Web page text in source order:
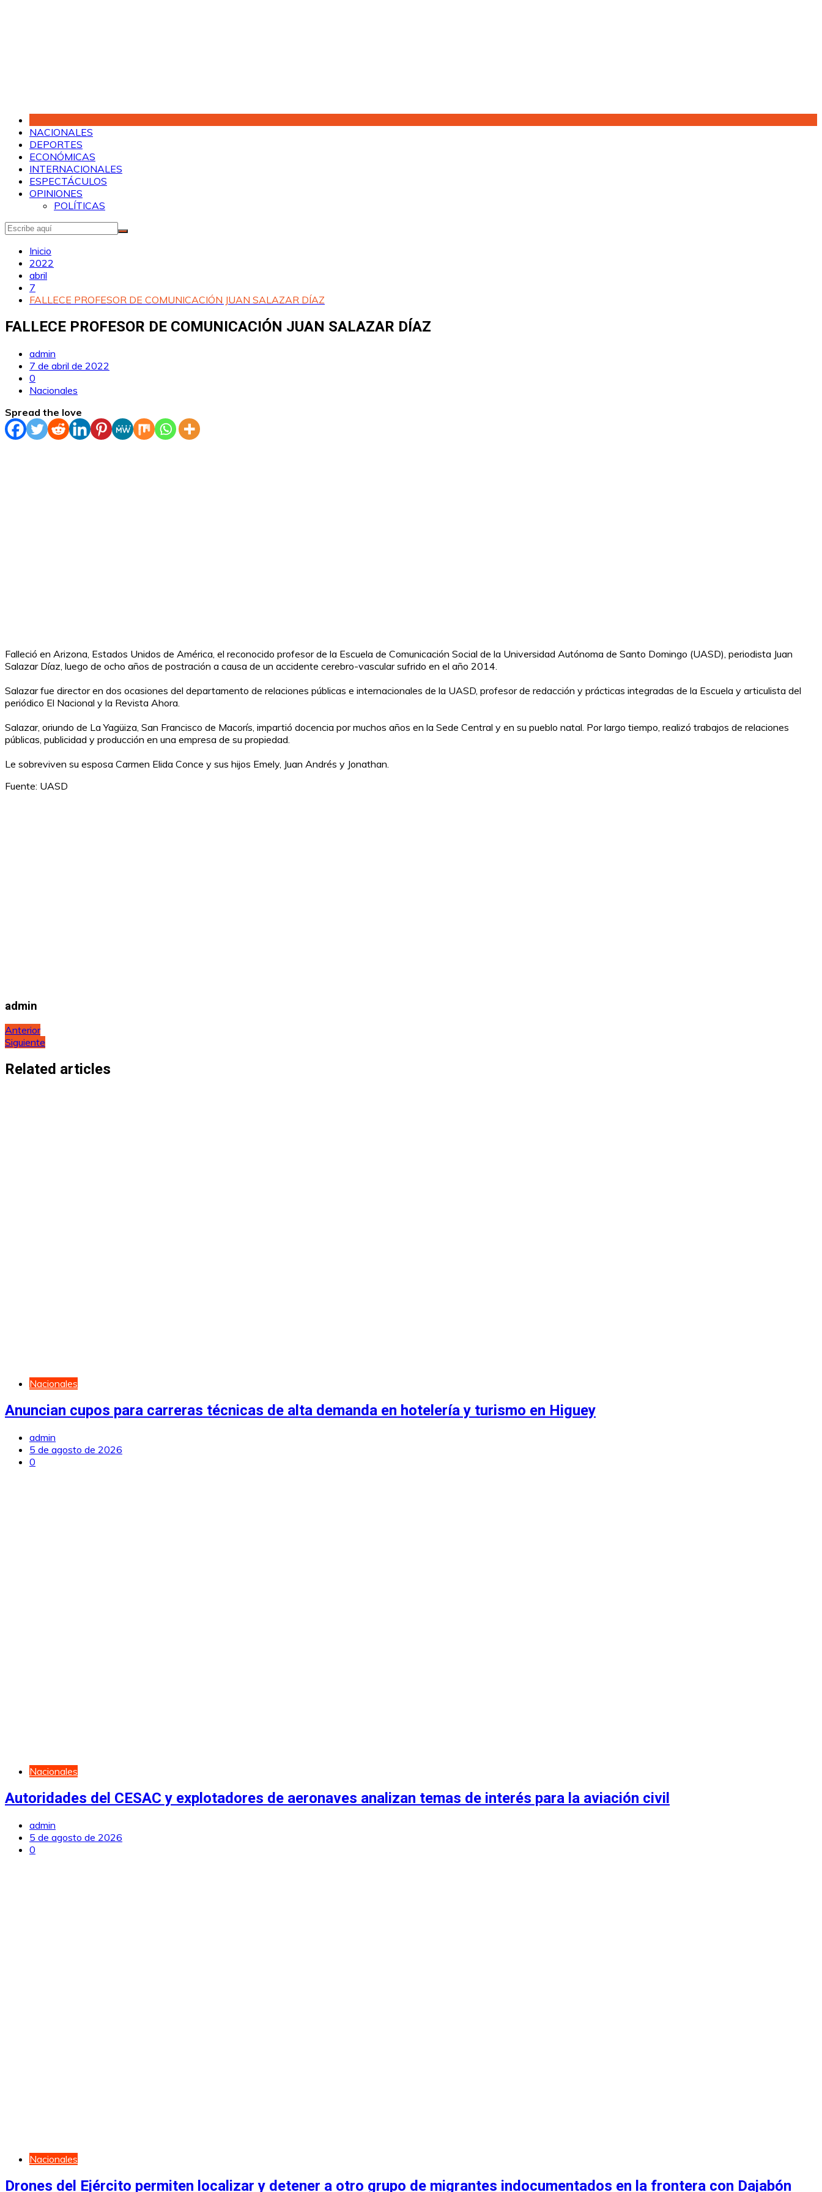
NACIONALES
DEPORTES
ECONÓMICAS
INTERNACIONALES
ESPECTÁCULOS
OPINIONES
POLÍTICAS
Inicio
2022
abril
7
FALLECE PROFESOR DE COMUNICACIÓN JUAN SALAZAR DÍAZ
FALLECE PROFESOR DE COMUNICACIÓN JUAN SALAZAR DÍAZ
admin
7 de abril de 2022
0
Nacionales
Spread the love
Falleció en Arizona, Estados Unidos de América, el reconocido profesor de la Escuela de Comunicación Social de la Universidad Autónoma de Santo Domingo (UASD), periodista Juan
Salazar Díaz, luego de ocho años de postración a causa de un accidente cerebro-vascular sufrido en el año 2014.
Salazar fue director en dos ocasiones del departamento de relaciones públicas e internacionales de la UASD, profesor de redacción y prácticas integradas de la Escuela y articulista del
periódico El Nacional y la Revista Ahora.
Salazar, oriundo de La Yagüiza, San Francisco de Macorís, impartió docencia por muchos años en la Sede Central y en su pueblo natal. Por largo tiempo, realizó trabajos de relaciones
públicas, publicidad y producción en una empresa de su propiedad.
Le sobreviven su esposa Carmen Elida Conce y sus hijos Emely, Juan Andrés y Jonathan.
Fuente: UASD
admin
Navegación
de
entradas
Anterior
Siguiente
Related articles
Nacionales
Anuncian cupos para carreras técnicas de alta demanda en hotelería y turismo en Higuey
admin
5 de agosto de 2026
0
Nacionales
Autoridades del CESAC y explotadores de aeronaves analizan temas de interés para la aviación civil
admin
5 de agosto de 2026
0
Nacionales
Drones del Ejército permiten localizar y detener a otro grupo de migrantes indocumentados en la frontera con Dajabón